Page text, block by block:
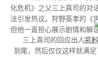
化危机》之父三上真司的对
法引发热议。狩野英孝的《
但他一直担心展示剧情和解
三上
三上真司的回应出人意料
到尾，然后仅仅这样就满